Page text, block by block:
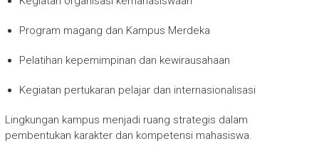
Program magang dan Kampus Merdeka
Pelatihan kepemimpinan dan kewirausahaan
Kegiatan pertukaran pelajar dan internasionalisasi
Lingkungan kampus menjadi ruang strategis dalam
pembentukan karakter dan kompetensi mahasiswa.